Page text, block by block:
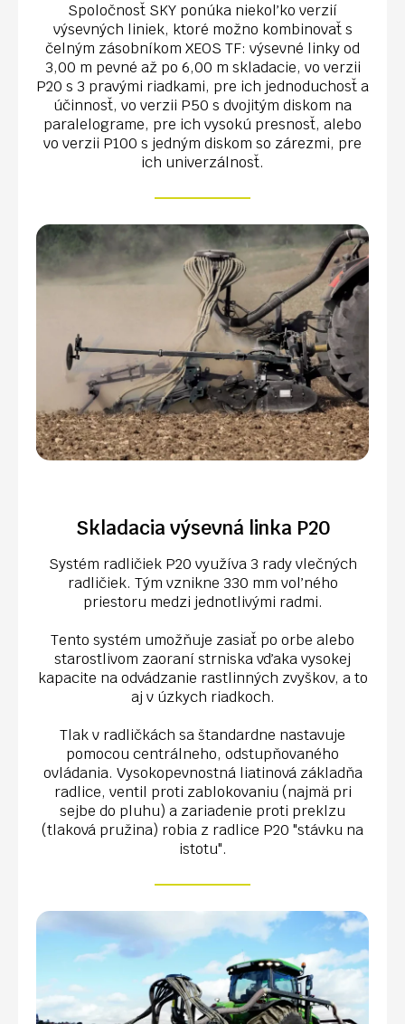
Spoločnosť SKY ponúka niekoľko verzií
výsevných liniek, ktoré možno kombinovať s
čelným zásobníkom XEOS TF: výsevné linky od
3,00 m pevné až po 6,00 m skladacie, vo verzii
P20 s 3 pravými riadkami, pre ich jednoduchosť a
účinnosť, vo verzii P50 s dvojitým diskom na
paralelograme, pre ich vysokú presnosť, alebo
vo verzii P100 s jedným diskom so zárezmi, pre
ich univerzálnosť.
Skladacia výsevná linka P20
Systém radličiek P20 využíva 3 rady vlečných
radličiek. Tým vznikne 330 mm voľného
priestoru medzi jednotlivými radmi.
Tento systém umožňuje zasiať po orbe alebo
starostlivom zaoraní strniska vďaka vysokej
kapacite na odvádzanie rastlinných zvyškov, a to
aj v úzkych riadkoch.
Tlak v radličkách sa štandardne nastavuje
pomocou centrálneho, odstupňovaného
ovládania. Vysokopevnostná liatinová základňa
radlice, ventil proti zablokovaniu (najmä pri
sejbe do pluhu) a zariadenie proti preklzu
(tlaková pružina) robia z radlice P20 "stávku na
istotu".